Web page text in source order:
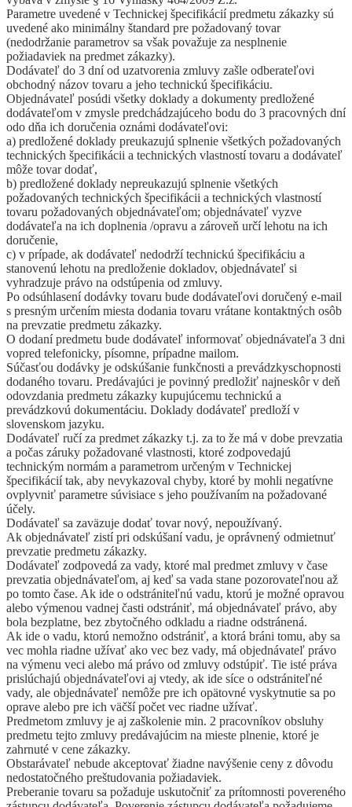
Parametre uvedené v Technickej špecifikácií predmetu zákazky sú
uvedené ako minimálny štandard pre požadovaný tovar
(nedodržanie parametrov sa však považuje za nesplnenie
požiadaviek na predmet zákazky).
Dodávateľ do 3 dní od uzatvorenia zmluvy zašle odberateľovi
obchodný názov tovaru a jeho technickú špecifikáciu.
Objednávateľ posúdi všetky doklady a dokumenty predložené
dodávateľom v zmysle predchádzajúceho bodu do 3 pracovných dní
odo dňa ich doručenia oznámi dodávateľovi:
a) predložené doklady preukazujú splnenie všetkých požadovaných
technických špecifikácii a technických vlastností tovaru a dodávateľ
môže tovar dodať,
b) predložené doklady nepreukazujú splnenie všetkých
požadovaných technických špecifikácii a technických vlastností
tovaru požadovaných objednávateľom; objednávateľ vyzve
dodávateľa na ich doplnenia /opravu a zároveň určí lehotu na ich
doručenie,
c) v prípade, ak dodávateľ nedodrží technickú špecifikáciu a
stanovenú lehotu na predloženie dokladov, objednávateľ si
vyhradzuje právo na odstúpenia od zmluvy.
Po odsúhlasení dodávky tovaru bude dodávateľovi doručený e-mail
s presným určením miesta dodania tovaru vrátane kontaktných osôb
na prevzatie predmetu zákazky.
O dodaní predmetu bude dodávateľ informovať objednávateľa 3 dni
vopred telefonicky, písomne, prípadne mailom.
Súčasťou dodávky je odskúšanie funkčnosti a prevádzkyschopnosti
dodaného tovaru. Predávajúci je povinný predložiť najneskôr v deň
odovzdania predmetu zákazky kupujúcemu technickú a
prevádzkovú dokumentáciu. Doklady dodávateľ predloží v
slovenskom jazyku.
Dodávateľ ručí za predmet zákazky t.j. za to že má v dobe prevzatia
a počas záruky požadované vlastnosti, ktoré zodpovedajú
technickým normám a parametrom určeným v Technickej
špecifikácií tak, aby nevykazoval chyby, ktoré by mohli negatívne
ovplyvniť parametre súvisiace s jeho používaním na požadované
účely.
Dodávateľ sa zaväzuje dodať tovar nový, nepoužívaný.
Ak objednávateľ zistí pri odskúšaní vadu, je oprávnený odmietnuť
prevzatie predmetu zákazky.
Dodávateľ zodpovedá za vady, ktoré mal predmet zmluvy v čase
prevzatia objednávateľom, aj keď sa vada stane pozorovateľnou až
po tomto čase. Ak ide o odstrániteľnú vadu, ktorú je možné opravou
alebo výmenou vadnej časti odstrániť, má objednávateľ právo, aby
bola bezplatne, bez zbytočného odkladu a riadne odstránená.
Ak ide o vadu, ktorú nemožno odstrániť, a ktorá bráni tomu, aby sa
vec mohla riadne užívať ako vec bez vady, má objednávateľ právo
na výmenu veci alebo má právo od zmluvy odstúpiť. Tie isté práva
prislúchajú objednávateľovi aj vtedy, ak ide síce o odstrániteľné
vady, ale objednávateľ nemôže pre ich opätovné vyskytnutie sa po
oprave alebo pre ich väčší počet vec riadne užívať.
Predmetom zmluvy je aj zaškolenie min. 2 pracovníkov obsluhy
predmetu tejto zmluvy predávajúcim na mieste plnenie, ktoré je
zahrnuté v cene zákazky.
Obstarávateľ nebude akceptovať žiadne navýšenie ceny z dôvodu
nedostatočného preštudovania požiadaviek.
Preberanie tovaru sa požaduje uskutočniť za prítomnosti povereného